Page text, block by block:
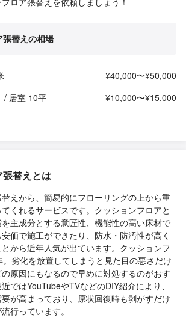
張替えの相場
¥40,000〜¥50,000
/ 居室 10平
¥10,000〜¥15,000
替えとは
えから、簡易的にフローリングの上から重
くれるサービスです。クッションフロアと
主成分とする意匠性、機能性の高い床材で
価で施工ができたり、防水・防汚性が高く
から近年人気が出ています。クッションフ
劣化を放置してしまうと見た目の悪さだけ
原因にもなるので早めに対処するのがおす
ではYouTubeやTVなどのDIY紹介により、
が高まっており、原状回復時も剥がすだけ
行っています。